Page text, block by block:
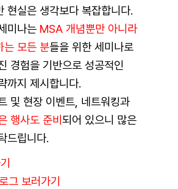
현실은 생각보다 복잡합니다.
미나는 MSA 개념뿐만 아니라
는 모든 분들을 위한 세미나로
경험을 기반으로 성공적인
까지 제시합니다.
및 현장 이벤트, 네트워킹과
행사도 준비 되어 있으니 많은
드립니다.
그 보러가기